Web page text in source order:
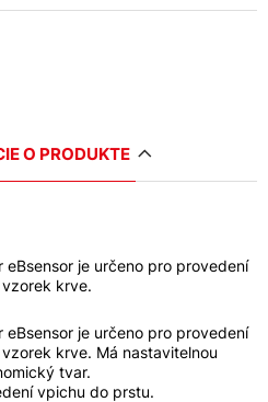
O PRODUKTE
je určeno pro provedení
krve.
je určeno pro provedení
krve. Má nastavitelnou
tvar.
vpichu do prstu.